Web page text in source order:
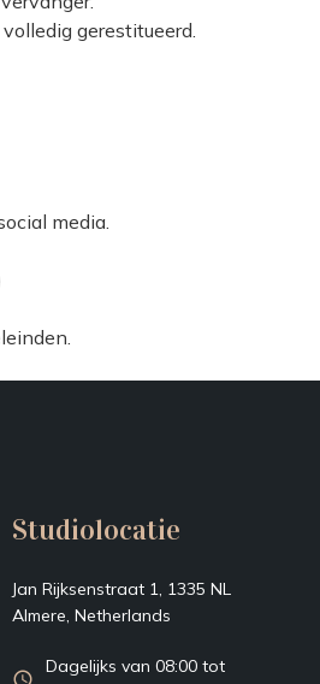
gerestitueerd.
media.
Studiolocatie
Jan Rijksenstraat 1, 1335 NL
Almere, Netherlands
Dagelijks van 08:00 tot